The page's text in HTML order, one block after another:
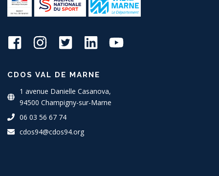
CDOS VAL DE MARNE
1 avenue Danielle Casanova,
94500 Champigny-sur-Marne
06 03 56 67 74
cdos94@cdos94.org